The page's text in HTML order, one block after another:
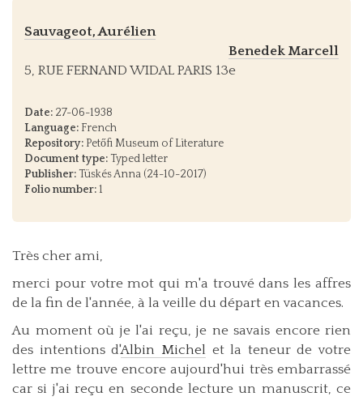
Sauvageot, Aurélien
Benedek Marcell
5, RUE FERNAND WIDAL PARIS 13e
Date: 27-06-1938
Language: French
Repository: Petőfi Museum of Literature
Document type: Typed letter
Publisher: Tüskés Anna (24-10-2017)
Folio number:1
Très cher ami,
merci pour votre mot qui m'a trouvé dans les affres
de la fin de l'année, à la veille du départ en vacances.
Au moment où je l'ai reçu, je ne savais encore rien
des intentions d'Albin Michel et la teneur de votre
lettre me trouve encore aujourd'hui très embarrassé
car si j'ai reçu en seconde lecture un manuscrit, ce